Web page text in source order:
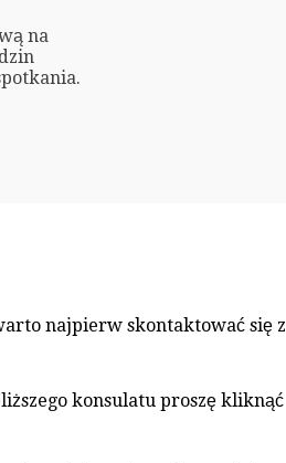
na
najpierw skontaktować się z
konsulatu proszę kliknąć